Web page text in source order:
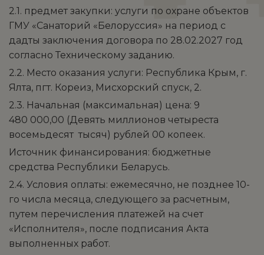
2.1. предмет закупки: услуги по охране объектов
ГМУ «Санаторий «Белоруссия» на период ­­­­с
дадты заключения договора по 28.02.2027 год
согласно Техническому заданию.
2.2. Место оказания услуги: Республика Крым, г.
Ялта, пгт. Кореиз, Мисхорский спуск, 2.
2.3. Начальная (максимальная) цена: 9
480 000,00 (Девять миллионов четыреста
восемьдесят тысяч) рублей 00 копеек.
Источник финансирования: бюджетные
средства Республики Беларусь.
2.4. Условия оплаты: ежемесячно, не позднее 10-
го числа месяца, следующего за расчетным,
путем перечисления платежей на счет
«Исполнителя», после подписания Акта
выполненных работ.